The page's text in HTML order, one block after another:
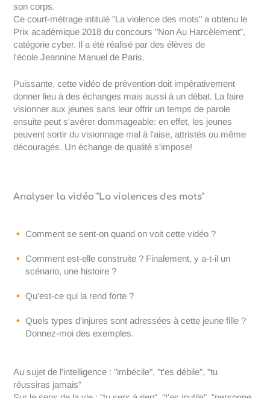
son corps.
Ce court-métrage intitulé "La violence des mots" a obtenu le
Prix académique 2018 du concours "Non Au Harcèlement",
catégorie cyber. Il a été réalisé par des élèves de
l'école Jeannine Manuel de Paris.
Puissante, cette vidéo de prévention doit impérativement
donner lieu à des échanges mais aussi à un débat. La faire
visionner aux jeunes sans leur offrir un temps de parole
ensuite peut s'avérer dommageable: en effet, les jeunes
peuvent sortir du visionnage mal à l'aise, attristés ou même
découragés. Un échange de qualité s'impose!
Analyser la vidéo "La violences des mots"
Comment se sent-on quand on voit cette vidéo ?
Comment est-elle construite ? Finalement, y a-t-il un
scénario, une histoire ?
Qu'est-ce qui la rend forte ?
Quels types d'injures sont adressées à cette jeune fille ?
Donnez-moi des exemples.
Au sujet de l'intelligence : "imbécile", "t'es débile", "tu
réussiras jamais"